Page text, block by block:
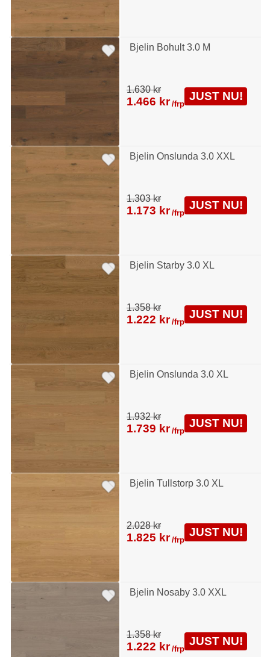
Bjelin Bohult 3.0 M
Bjelin Onslunda 3.0 XXL
Bjelin Starby 3.0 XL
1.630 kr
1.466 kr /frp
JUST NU!
Bjelin Onslunda 3.0 XL
1.303 kr
1.173 kr /frp
JUST NU!
Bjelin Tullstorp 3.0 XL
1.358 kr
1.222 kr /frp
JUST NU!
Bjelin Nosaby 3.0 XXL
1.932 kr
1.739 kr /frp
JUST NU!
2.028 kr
1.825 kr /frp
JUST NU!
1.358 kr
1.222 kr /frp
JUST NU!